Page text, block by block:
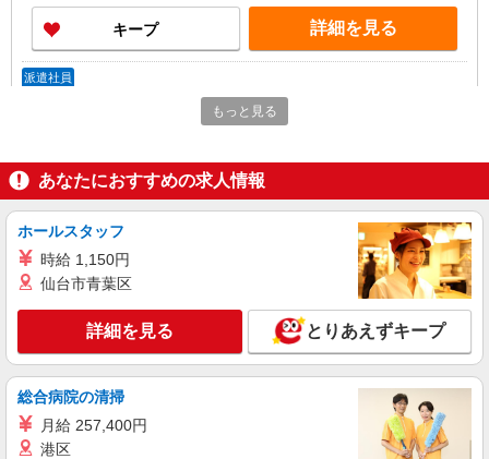
キープ 詳細を見る
派遣社員
株式会社kotrio /●UT-H-2005855
大田原市★シフト柔軟で長く働きやすいシニア
時給1500円〜2125円 ＜日払い有/週払い有/交
通費全支給(ガソリン代含む)＞
キープ 詳細を見る
株式会社kotrio /●UT-H-2067453
いつもの家事がお仕事に！？少人数の福祉施設
時給1500円〜2125円 ＜日払い有/週払い有/交
通費全支給(ガソリン代含む)＞
もっと見る
あなたにおすすめの求人情報
ホールスタッフ
時給 1,150円
仙台市青葉区
詳細を見る とりあえずキープ
総合病院の清掃
月給 257,400円
港区